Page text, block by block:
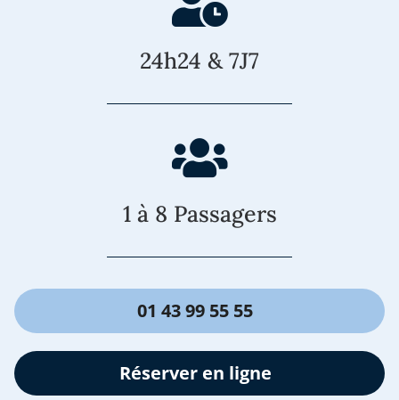
24h24 & 7J7
1 à 8 Passagers
01 43 99 55 55
Réserver en ligne